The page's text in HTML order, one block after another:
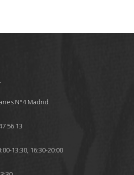
N°4 Madrid
56 13
13:30, 16:30-20:00